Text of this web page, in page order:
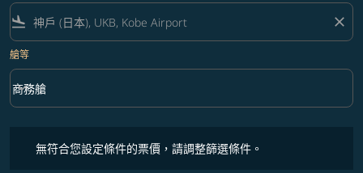
flight_land close
艙等
艙等 option 商務艙 Selected
商務艙
keyboard_arrow_down
無符合您設定條件的票價，請調整篩選條件。